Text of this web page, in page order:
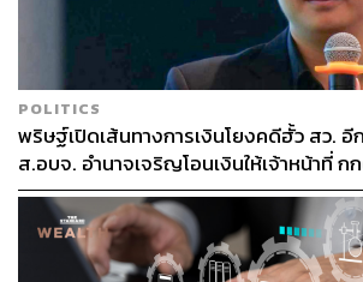
POLITICS
พริษฐ์เปิดเส้นทางการเงินโยงคดีฮั้ว สว.
ส.อบจ. อำนาจเจริญโอนเงินให้เจ้าหน้าที่